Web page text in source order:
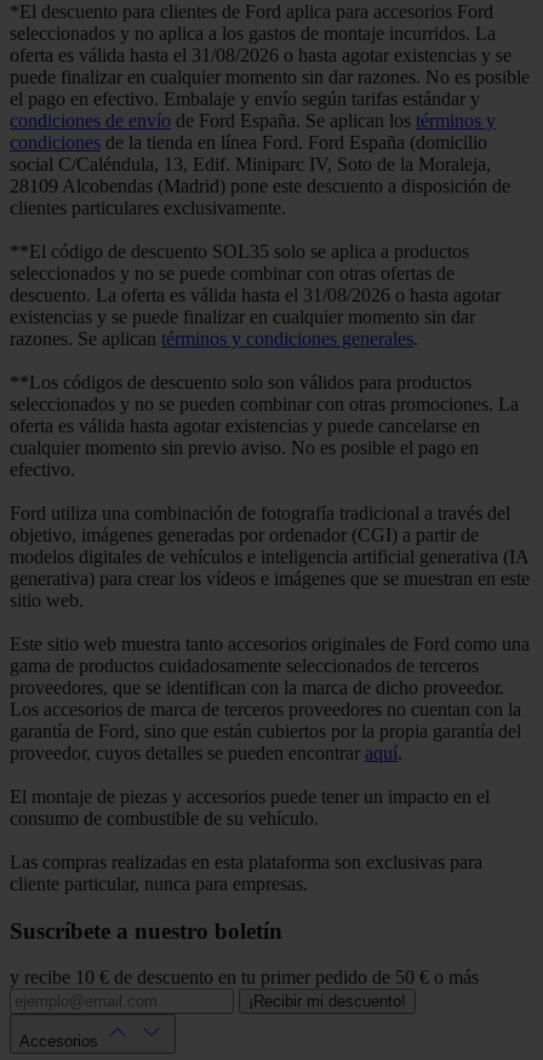
*El descuento para clientes de Ford aplica para accesorios Ford
seleccionados y no aplica a los gastos de montaje incurridos. La
oferta es válida hasta el 31/08/2026 o hasta agotar existencias y se
puede finalizar en cualquier momento sin dar razones. No es posible
el pago en efectivo. Embalaje y envío según tarifas estándar y
condiciones de envío de Ford España. Se aplican los términos y
condiciones de la tienda en línea Ford. Ford España (domicilio
social C/Caléndula, 13, Edif. Miniparc IV, Soto de la Moraleja,
28109 Alcobendas (Madrid) pone este descuento a disposición de
clientes particulares exclusivamente.
**El código de descuento SOL35 solo se aplica a productos
seleccionados y no se puede combinar con otras ofertas de
descuento. La oferta es válida hasta el 31/08/2026 o hasta agotar
existencias y se puede finalizar en cualquier momento sin dar
razones. Se aplican términos y condiciones generales.
**Los códigos de descuento solo son válidos para productos
seleccionados y no se pueden combinar con otras promociones. La
oferta es válida hasta agotar existencias y puede cancelarse en
cualquier momento sin previo aviso. No es posible el pago en
efectivo.
Ford utiliza una combinación de fotografía tradicional a través del
objetivo, imágenes generadas por ordenador (CGI) a partir de
modelos digitales de vehículos e inteligencia artificial generativa (IA
generativa) para crear los vídeos e imágenes que se muestran en este
sitio web.
Este sitio web muestra tanto accesorios originales de Ford como una
gama de productos cuidadosamente seleccionados de terceros
proveedores, que se identifican con la marca de dicho proveedor.
Los accesorios de marca de terceros proveedores no cuentan con la
garantía de Ford, sino que están cubiertos por la propia garantía del
proveedor, cuyos detalles se pueden encontrar aquí.
El montaje de piezas y accesorios puede tener un impacto en el
consumo de combustible de su vehículo.
Las compras realizadas en esta plataforma son exclusivas para
cliente particular, nunca para empresas.
Suscríbete a nuestro boletín
y recibe 10 € de descuento en tu primer pedido de 50 € o más
¡Recibir mi descuento!
Accesorios